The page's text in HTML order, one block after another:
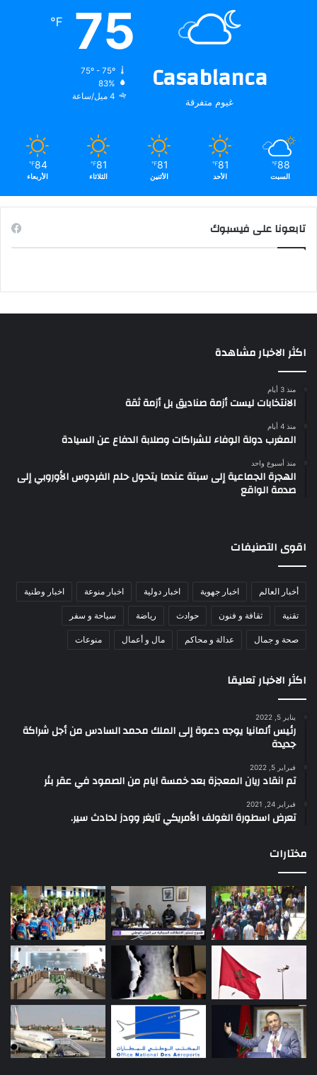
Casablanca
غيوم متفرقة
75
℉
75º - 75º
83%
4 ميل/ساعة
88
℉
السبت
81
℉
الأحد
81
℉
الأثنين
81
℉
الثلاثاء
84
℉
الأربعاء
تابعونا على فيسبوك
اكثر الاخبار مشاهدة
منذ 3 أيام
الانتخابات ليست أزمة صناديق بل أزمة ثقة
منذ 4 أيام
المغرب دولة الوفاء للشراكات وصلابة الدفاع عن السيادة
منذ أسبوع واحد
الهجرة الجماعية إلى سبتة عندما يتحول حلم الفردوس الأوروبي إلى
صدمة الواقع
اقوى التصنيفات
أخبار العالم اخبار جهوية اخبار دولية اخبار منوعة اخبار وطنية
تقنية ثقافة و فنون حوادث رياضة سياحة و سفر
صحة و جمال عدالة و محاكم مال و أعمال منوعات
اكثر الاخبار تعليقا
يناير 5, 2022
رئيس ألمانيا يوجه دعوة إلى الملك محمد السادس من أجل شراكة
جديدة
فبراير 5, 2022
تم انقاد ريان المعجزة بعد خمسة ايام من الصمود في عقر بئر
فبراير 24, 2021
تعرض اسطورة الغولف الأمريكي تايغر وودز لحادث سير.
مختارات